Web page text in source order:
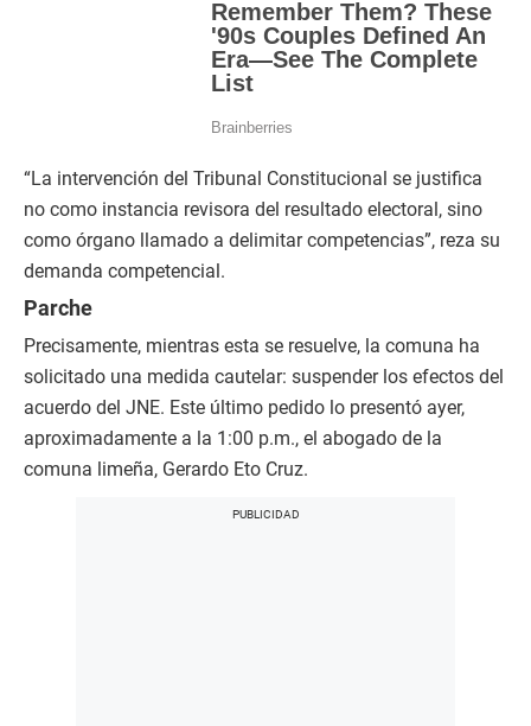
“La intervención del Tribunal Constitucional se justifica
no como instancia revisora del resultado electoral, sino
como órgano llamado a delimitar competencias”, reza su
demanda competencial.
Parche
Precisamente, mientras esta se resuelve, la comuna ha
solicitado una medida cautelar: suspender los efectos del
acuerdo del JNE. Este último pedido lo presentó ayer,
aproximadamente a la 1:00 p.m., el abogado de la
comuna limeña, Gerardo Eto Cruz.